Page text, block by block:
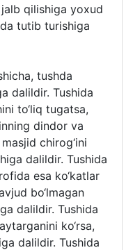
qilishiga yoxud
tutib turishiga
tushda
dalildir. Tushida
to‘liq tugatsa,
dindor va
chirog‘ini
dalildir. Tushida
esa ko‘katlar
bo‘lmagan
dalildir. Tushida
ko‘rsa,
dalildir. Tushida